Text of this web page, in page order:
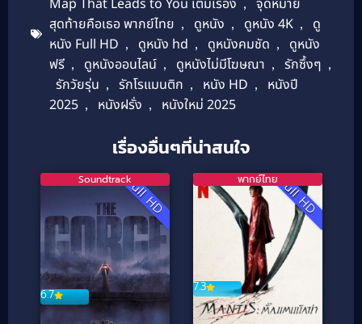
Map That Leads to You เต็มเรื่อง
จุดหมาย
สุดท้ายคือเธอ พากย์ไทย , ดูหนัง , ดูหนัง 4K ,
ดู
หนัง Full HD , ดูหนัง hd , ดูหนังคมชัด ,
ดูหนัง
ฟรี , ดูหนังออนไลน์ , ดูหนังไม่มีโฆษณา , รักซึ้งๆ ,
รักวัยรุ่น , รักโรแมนติก , หนัง HD ,
หนังปี
2025 , หนังฝรั่ง , หนังใหม่ 2025
เรื่องอื่นๆที่น่าสนใจ
Full HD
6.7
Soundtrack Full HD
7.3
พากย์ไทย